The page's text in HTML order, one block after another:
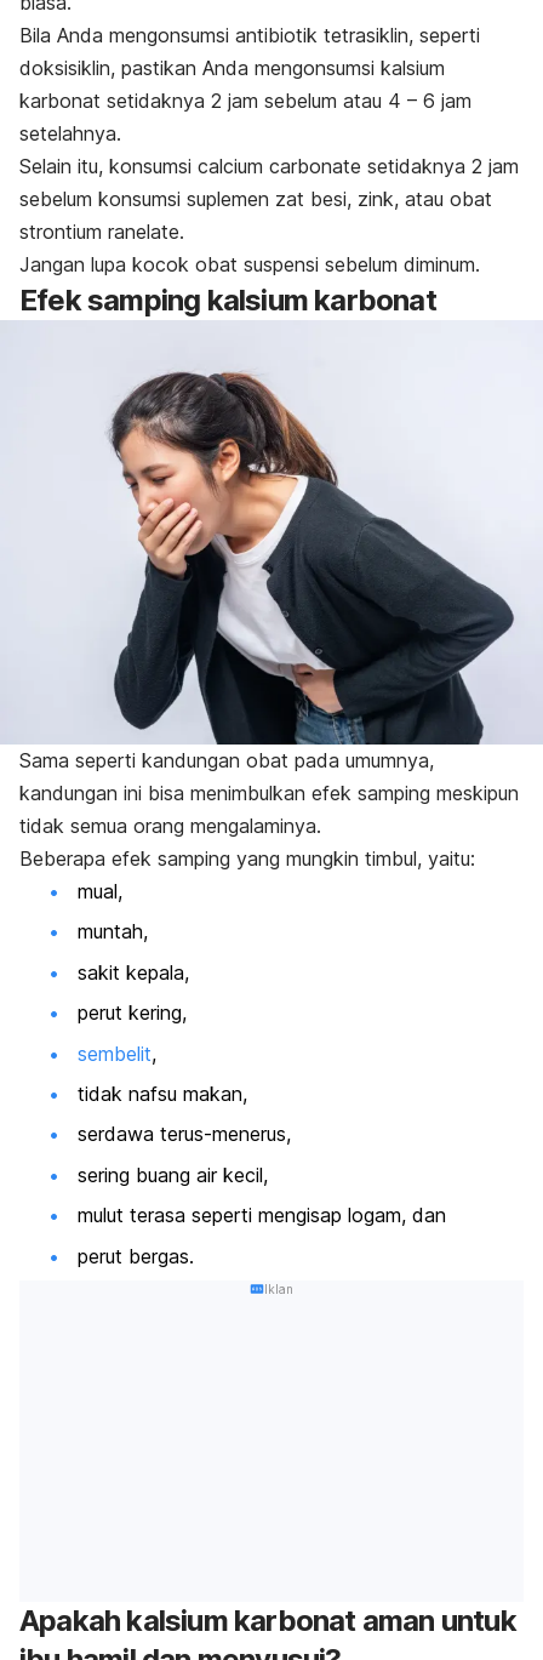
Bila Anda mengonsumsi antibiotik tetrasiklin, seperti
doksisiklin, pastikan Anda mengonsumsi kalsium
karbonat setidaknya 2 jam sebelum atau 4 – 6 jam
setelahnya.
Selain itu, konsumsi calcium carbonate setidaknya 2 jam
sebelum konsumsi suplemen zat besi, zink, atau obat
strontium ranelate.
Jangan lupa kocok obat suspensi sebelum diminum.
Efek samping kalsium karbonat
Sama seperti kandungan obat pada umumnya,
kandungan ini bisa menimbulkan efek samping meskipun
tidak semua orang mengalaminya.
Beberapa efek samping yang mungkin timbul, yaitu:
mual,
muntah,
sakit kepala,
perut kering,
sembelit,
tidak nafsu makan,
serdawa terus-menerus,
sering buang air kecil,
mulut terasa seperti mengisap logam, dan
perut bergas.
Iklan
Apakah kalsium karbonat aman untuk